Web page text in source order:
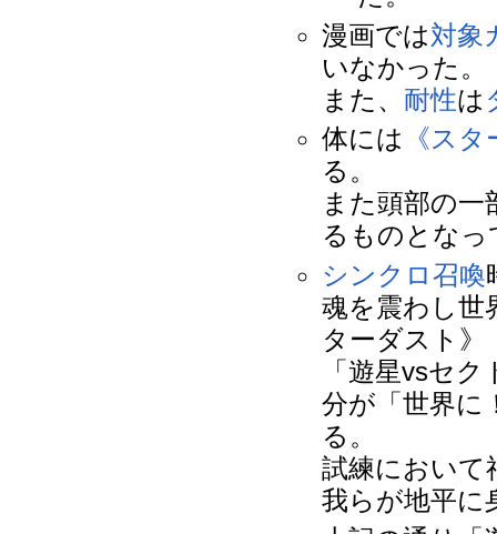
漫画では対象
いなかった。
また、 耐性は
体には 《ス
る。
また頭部の一
るものとなっ
シンクロ召喚
魂を震わし世
ターダスト》
「遊星vsセ
分が「世界に
る。
試練において
我らが地平に